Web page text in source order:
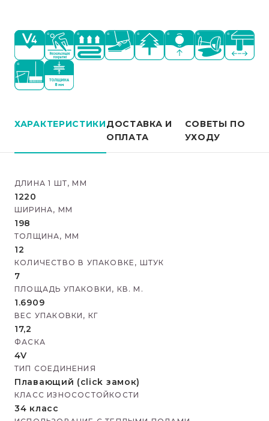
ХАРАКТЕРИСТИКИДОСТАВКА И
ОПЛАТА
СОВЕТЫ ПО
УХОДУ
ДЛИНА 1 ШТ, ММ
1220
ШИРИНА, ММ
198
ТОЛЩИНА, ММ
12
КОЛИЧЕСТВО В УПАКОВКЕ, ШТУК
7
ПЛОЩАДЬ УПАКОВКИ, КВ. М.
1.6909
ВЕС УПАКОВКИ, КГ
17,2
ФАСКА
4V
ТИП СОЕДИНЕНИЯ
Плавающий (click замок)
КЛАСС ИЗНОСОСТОЙКОСТИ
34 класс